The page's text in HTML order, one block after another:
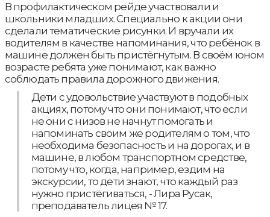
В профилактическом рейде участвовали и
школьники младших. Специально к акции они
сделали тематические рисунки. И вручали их
водителям в качестве напоминания, что ребёнок в
машине должен быть пристёгнутым. В своём юном
возрасте ребята уже понимают, как важно
соблюдать правила дорожного движения.
Дети с удовольствие участвуют в подобных
акциях, потому что они понимают, что если
не они с низов не начнут помогать и
напоминать своим же родителям о том, что
необходима безопасность и на дорогах, и в
машине, в любом транспортном средстве,
потому что, когда, например, ездим на
экскурсии, то дети знают, что каждый раз
нужно пристёгиваться, - Лира Русак,
преподаватель лицея № 17.